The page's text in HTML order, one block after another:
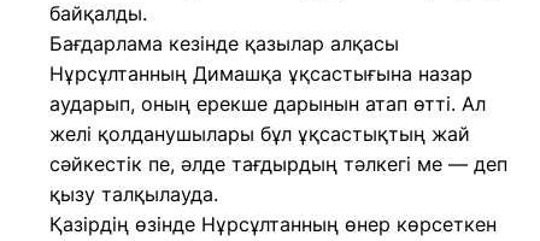
байқалды.
Бағдарлама кезінде қазылар алқасы
Нұрсұлтанның Димашқа ұқсастығына назар
аударып, оның ерекше дарынын атап өтті. Ал
желі қолданушылары бұл ұқсастықтың жай
сәйкестік пе, әлде тағдырдың тәлкегі ме — деп
қызу талқылауда.
Қазірдің өзінде Нұрсұлтанның өнер көрсеткен